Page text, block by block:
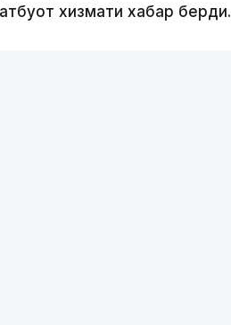
хизмати хабар берди.